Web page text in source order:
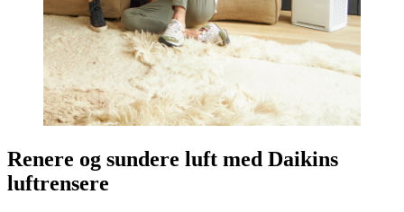
Renere og sundere luft med Daikins
luftrensere